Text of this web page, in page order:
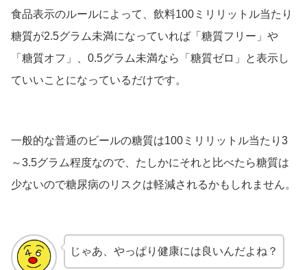
食品表示のルールによって、飲料100ミリリットル当たり
糖質が2.5グラム未満になっていれば「糖質フリー」や
「糖質オフ」、0.5グラム未満なら「糖質ゼロ」と表示し
ていいことになっているだけです。
一般的な普通のビールの糖質は100ミリリットル当たり3
～3.5グラム程度なので、たしかにそれと比べたら糖質は
少ないので糖尿病のリスクは軽減されるかもしれません。
じゃあ、やっぱり健康には良いんだよね？